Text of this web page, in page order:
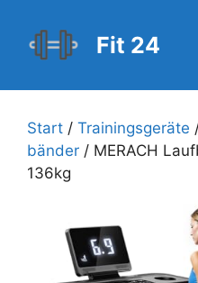
Inhalt
springen
Fit 24
Start / Trainingsgeräte
bänder / MERACH
136kg